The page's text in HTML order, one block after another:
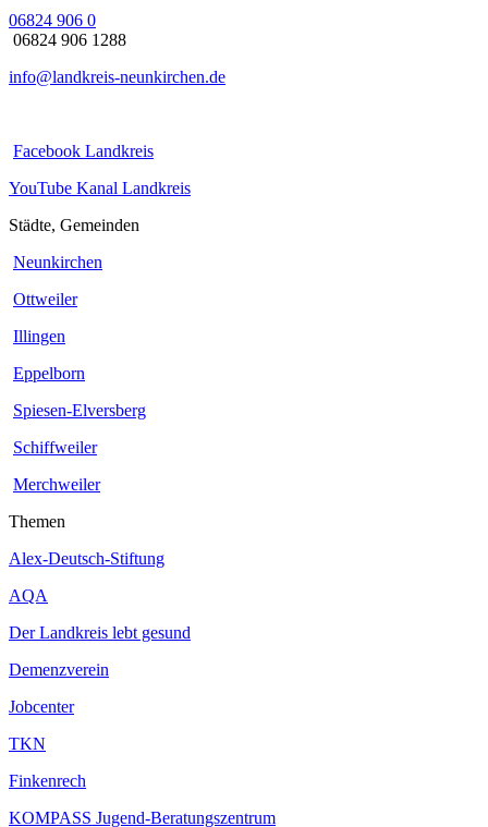
06824 906 0
06824 906 1288
info@landkreis-neunkirchen.de
Facebook Landkreis
YouTube Kanal Landkreis
Städte, Gemeinden
Neunkirchen
Ottweiler
Illingen
Eppelborn
Spiesen-Elversberg
Schiffweiler
Merchweiler
Themen
Alex-Deutsch-Stiftung
AQA
Der Landkreis lebt gesund
Demenzverein
Jobcenter
TKN
Finkenrech
KOMPASS Jugend-Beratungszentrum